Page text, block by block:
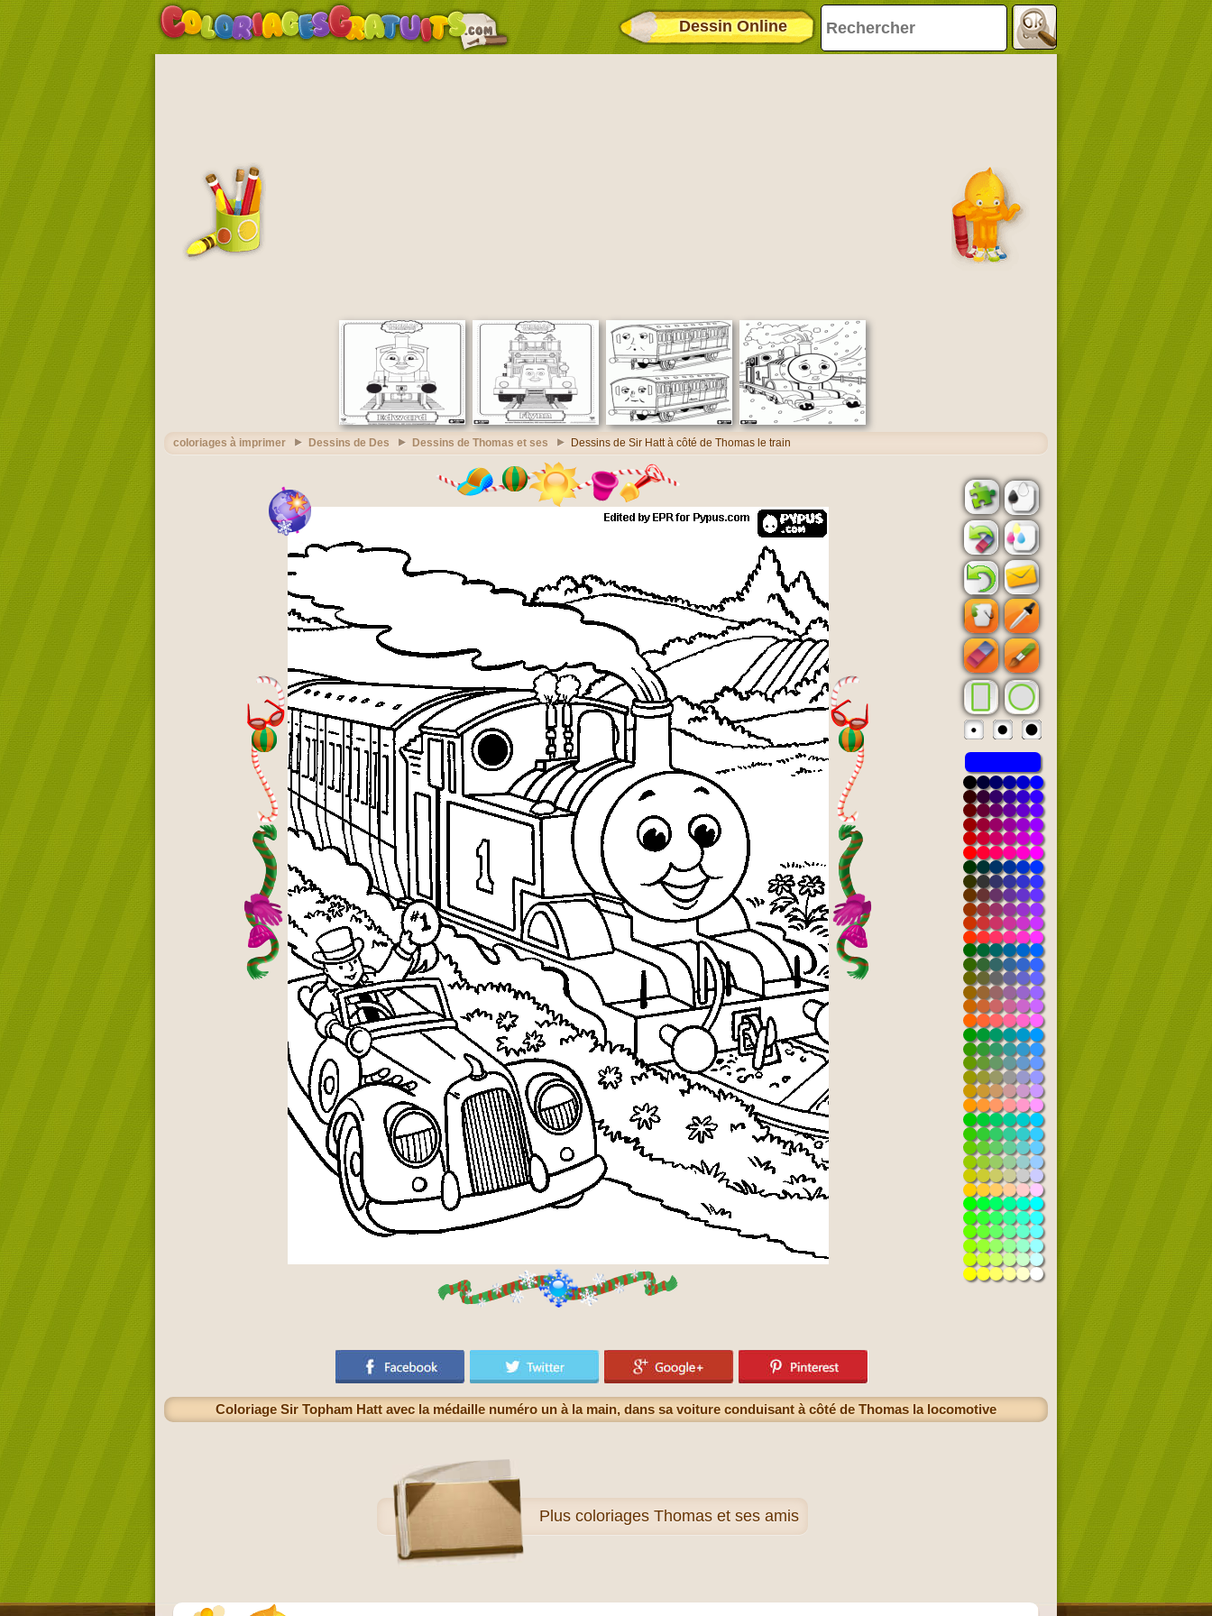
Dessin Online
coloriages à imprimer Dessins de Des Dessins de Thomas et ses Dessins de Sir Hatt à côté de Thomas le train
Coloriage Sir Topham Hatt avec la médaille numéro un à la main, dans sa voiture conduisant à côté de Thomas la locomotive
Plus coloriages Thomas et ses amis